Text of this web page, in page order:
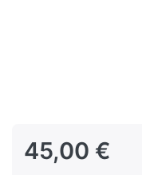
45,00 €